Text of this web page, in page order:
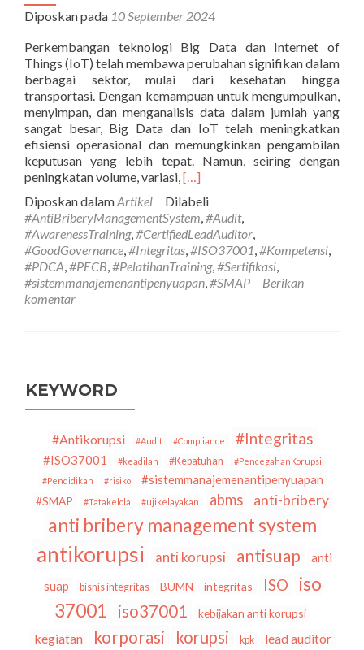
Diposkan pada 10 September 2024
Perkembangan teknologi Big Data dan Internet of
Things (IoT) telah membawa perubahan signifikan dalam
berbagai sektor, mulai dari kesehatan hingga
transportasi. Dengan kemampuan untuk mengumpulkan,
menyimpan, dan menganalisis data dalam jumlah yang
sangat besar, Big Data dan IoT telah meningkatkan
efisiensi operasional dan memungkinkan pengambilan
keputusan yang lebih tepat. Namun, seiring dengan
peningkatan volume, variasi,Selengkapnya
Big
Data
dan
Internet
of
Things
Data?
[…]
Diposkan dalamArtikel
Dilabeli
#AntiBriberyManagementSystem,#Audit,
#AwarenessTraining,#CertifiedLeadAuditor,
#GoodGovernance,#Integritas,#ISO37001,#Kompetensi,
#PDCA,#PECB,#PelatihanTraining,#Sertifikasi,
#sistemmanajemenantipenyuapan,#SMAP
Berikan
komentar
KEYWORD
#Antikorupsi #Audit #Compliance #Integritas
#ISO37001 #keadilan #Kepatuhan
#PencegahanKorupsi
#Pendidikan
#risiko #sistemmanajemenantipenyuapan
#SMAP #Tatakelola #ujikelayakan abms anti-bribery
anti bribery management system
antikorupsi anti korupsi antisuap
anti
suap
bisnis integritas BUMN integritas ISO
iso
37001
iso37001 kebijakan anti korupsi
kegiatan korporasi korupsi kpk lead auditor